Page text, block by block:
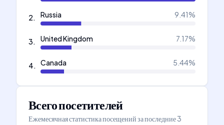
2. Russia 9.41%
3. United Kingdom 7.17%
4. Canada 5.44%
Всего посетителей
Ежемесячная статистика посещений за последние 3